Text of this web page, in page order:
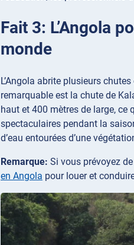
Fait 3: L’Angola
monde
L’Angola abrite plusieurs
remarquable est la chute de
haut et 400 mètres de large, ce
spectaculaires pendant la
d’eau entourées d’une
Remarque: Si vous prévoyez
en Angola pour louer et